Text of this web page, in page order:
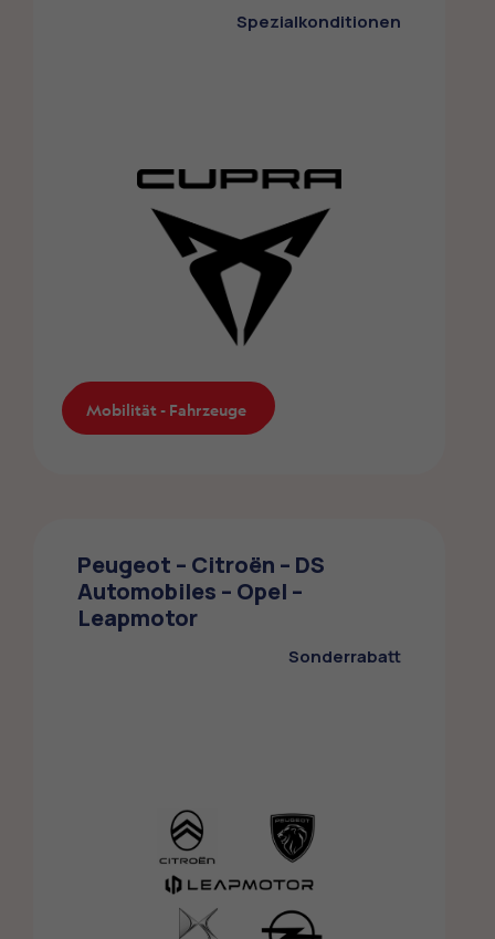
Mobilität - Fahrzeuge
Die ZMLP-Mitglieder profitieren von einem
Sonderrabatt bei CUPRA
Mobilität - Fahrzeuge
Spezialkonditionen
Peugeot – Citroën – DS
Automobiles – Opel –
Leapmotor
Sonderrabatt